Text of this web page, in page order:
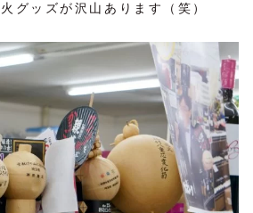
グッズが沢山あります（笑）